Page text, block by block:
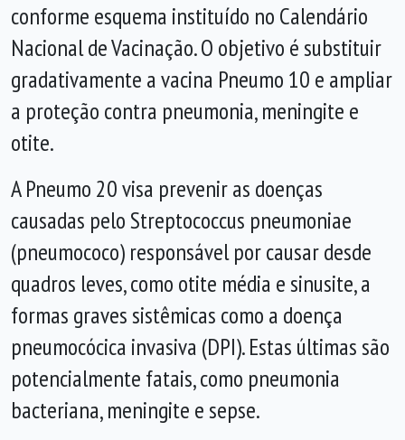
conforme esquema instituído no Calendário
Nacional de Vacinação. O objetivo é substituir
gradativamente a vacina Pneumo 10 e ampliar
a proteção contra pneumonia, meningite e
otite.
A Pneumo 20 visa prevenir as doenças
causadas pelo Streptococcus pneumoniae
(pneumococo) responsável por causar desde
quadros leves, como otite média e sinusite, a
formas graves sistêmicas como a doença
pneumocócica invasiva (DPI). Estas últimas são
potencialmente fatais, como pneumonia
bacteriana, meningite e sepse.